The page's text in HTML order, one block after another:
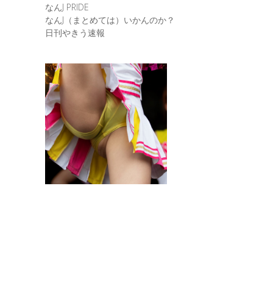
なんJ PRIDE
なんJ（まとめては）いかんのか？
日刊やきう速報